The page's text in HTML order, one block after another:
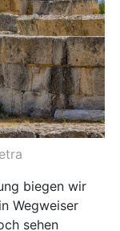
biegen wir
Wegweiser
sehen